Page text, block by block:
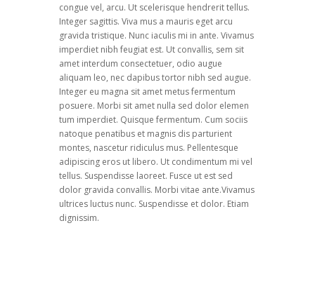
congue vel, arcu. Ut scelerisque hendrerit tellus.
Integer sagittis. Viva mus a mauris eget arcu
gravida tristique. Nunc iaculis mi in ante. Vivamus
imperdiet nibh feugiat est. Ut convallis, sem sit
amet interdum consectetuer, odio augue
aliquam leo, nec dapibus tortor nibh sed augue.
Integer eu magna sit amet metus fermentum
posuere. Morbi sit amet nulla sed dolor elemen
tum imperdiet. Quisque fermentum. Cum sociis
natoque penatibus et magnis dis parturient
montes, nascetur ridiculus mus. Pellentesque
adipiscing eros ut libero. Ut condimentum mi vel
tellus. Suspendisse laoreet. Fusce ut est sed
dolor gravida convallis. Morbi vitae ante.Vivamus
ultrices luctus nunc. Suspendisse et dolor. Etiam
dignissim.